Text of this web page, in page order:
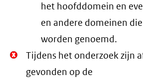
het hoofddomein en
en andere domeinen
worden genoemd.
Niet
Oké.
Tijdens het onderzoek zijn
gevonden op de